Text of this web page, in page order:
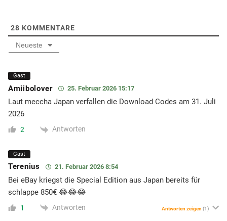
28 KOMMENTARE
Neueste
Gast
Amiibolover 25. Februar 2026 15:17
Laut meccha Japan verfallen die Download Codes am 31. Juli
2026
2 Antworten
Gast
Terenius 21. Februar 2026 8:54
Bei eBay kriegst die Special Edition aus Japan bereits für
schlappe 850€ 😂😂😂
1 Antworten Antworten zeigen (1)